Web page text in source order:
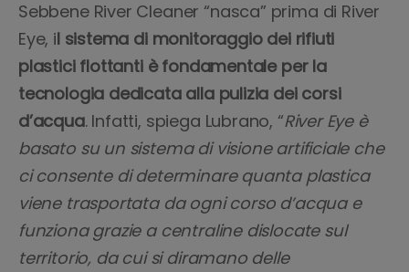
Sebbene River Cleaner “nasca” prima di River
Eye, il sistema di monitoraggio dei rifiuti
plastici flottanti è fondamentale per la
tecnologia dedicata alla pulizia dei corsi
d’acqua. Infatti, spiega Lubrano, “River Eye è
basato su un sistema di visione artificiale che
ci consente di determinare quanta plastica
viene trasportata da ogni corso d’acqua e
funziona grazie a centraline dislocate sul
territorio, da cui si diramano delle